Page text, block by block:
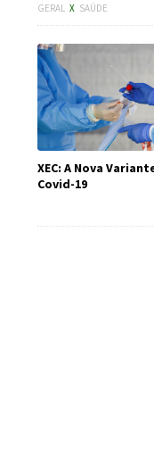
GERAL X SAÚDE
XEC: A Nova
Covid-19